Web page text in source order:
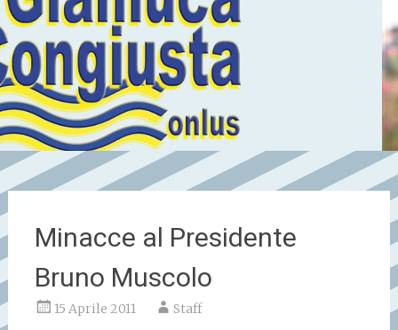
Minacce al Presidente
Bruno Muscolo
15 Aprile 2011 Staff